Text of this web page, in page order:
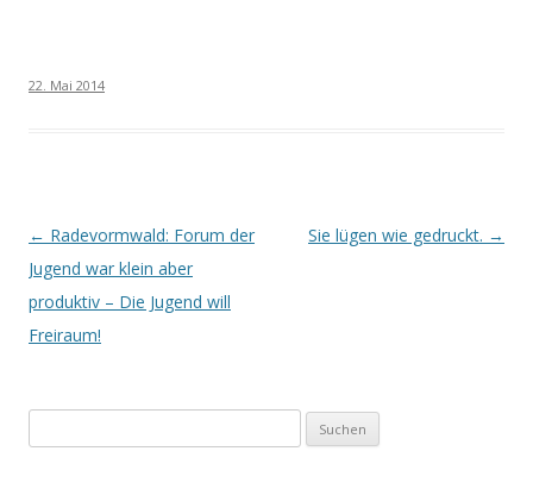
22. Mai 2014
Artikel-Navigation
← Radevormwald: Forum der
Jugend war klein aber
produktiv – Die Jugend will
Freiraum!
Sie lügen wie gedruckt. →